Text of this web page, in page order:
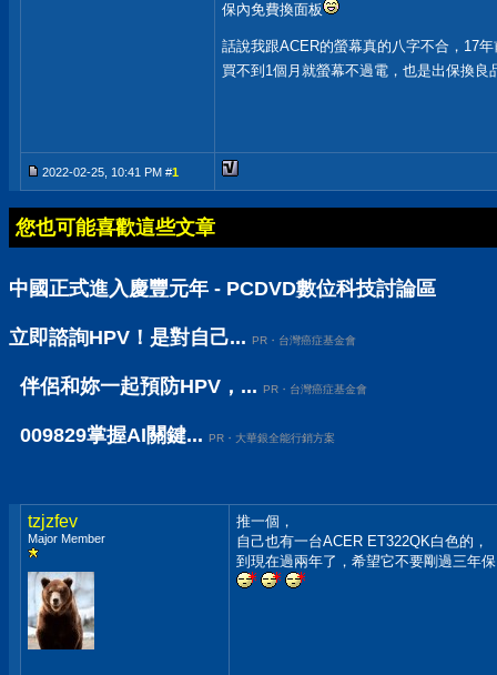
保內免費換面板
話說我跟ACER的螢幕真的八字不合，17
買不到1個月就螢幕不過電，也是出保換良
2022-02-25, 10:41 PM #1
您也可能喜歡這些文章
中國正式進入慶豐元年 - PCDVD數位科技討論區
立即諮詢HPV！是對自己... PR・台灣癌症基金會
伴侶和妳一起預防HPV，... PR・台灣癌症基金會
009829掌握AI關鍵... PR・大華銀全能行銷方案
tzjzfev
Major Member
推一個，
自己也有一台ACER ET322QK白色的，
到現在過兩年了，希望它不要剛過三年